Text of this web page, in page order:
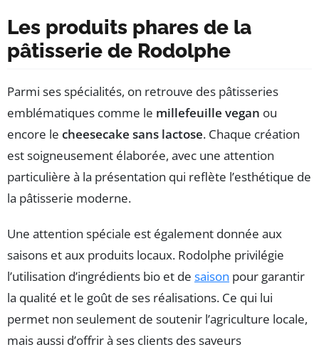
Les produits phares de la
pâtisserie de Rodolphe
Parmi ses spécialités, on retrouve des pâtisseries
emblématiques comme le millefeuille vegan ou
encore le cheesecake sans lactose. Chaque création
est soigneusement élaborée, avec une attention
particulière à la présentation qui reflète l’esthétique de
la pâtisserie moderne.
Une attention spéciale est également donnée aux
saisons et aux produits locaux. Rodolphe privilégie
l’utilisation d’ingrédients bio et de saison pour garantir
la qualité et le goût de ses réalisations. Ce qui lui
permet non seulement de soutenir l’agriculture locale,
mais aussi d’offrir à ses clients des saveurs